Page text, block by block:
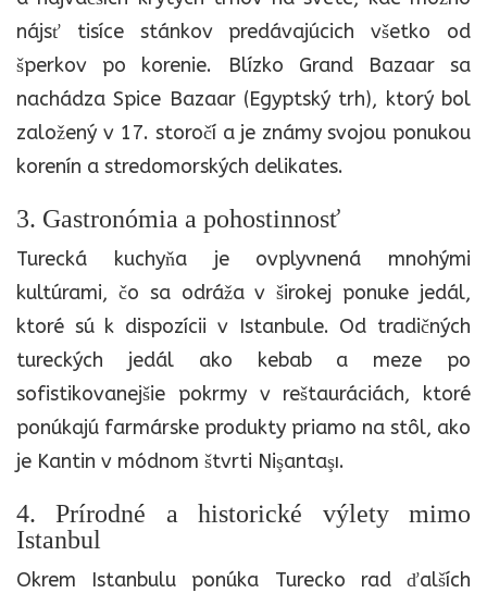
nájsť tisíce stánkov predávajúcich všetko od
šperkov po korenie. Blízko Grand Bazaar sa
nachádza Spice Bazaar (Egyptský trh), ktorý bol
založený v 17. storočí a je známy svojou ponukou
korenín a stredomorských delikates.
3. Gastronómia a pohostinnosť
Turecká kuchyňa je ovplyvnená mnohými
kultúrami, čo sa odráža v širokej ponuke jedál,
ktoré sú k dispozícii v Istanbule. Od tradičných
tureckých jedál ako kebab a meze po
sofistikovanejšie pokrmy v reštauráciách, ktoré
ponúkajú farmárske produkty priamo na stôl, ako
je Kantin v módnom štvrti Nişantaşı.
4. Prírodné a historické výlety mimo
Istanbul
Okrem Istanbulu ponúka Turecko rad ďalších